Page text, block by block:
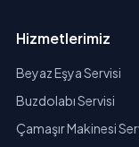
Hizmetlerimiz
Beyaz Eşya Servisi
Buzdolabı Servisi
Çamaşır Makinesi